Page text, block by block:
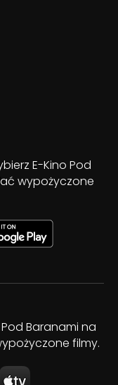
E-Kino Pod
wypożyczone
Baranami na
filmy.